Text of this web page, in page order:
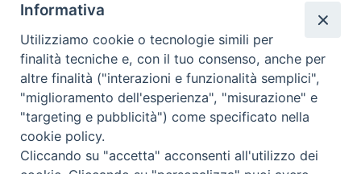
UTILITY
News
Altri articoli
Notizie nazionali
Download
Informativa
Utilizziamo cookie o tecnologie simili per
finalità tecniche e, con il tuo consenso, anche per
altre finalità ("interazioni e funzionalità semplici",
"miglioramento dell'esperienza", "misurazione" e
"targeting e pubblicità") come specificato nella
cookie policy.
Cliccando su "accetta" acconsenti all'utilizzo dei